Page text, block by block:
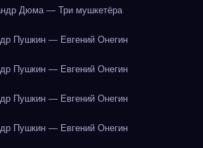
Дюма — Три мушкетёра
Пушкин — Евгений Онегин
Пушкин — Евгений Онегин
Пушкин — Евгений Онегин
Пушкин — Евгений Онегин